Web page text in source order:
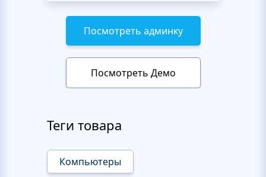
Посмотреть админку
Посмотреть Демо
Теги товара
Компьютеры